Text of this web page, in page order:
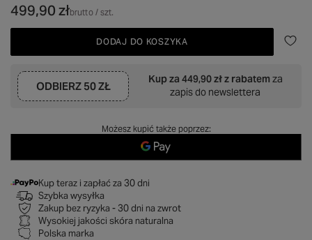
499,90 złbrutto/szt.
DODAJ DO KOSZYKA
ODBIERZ 50 ZŁ
Kup za 449,90 złz rabatem za
zapis do newslettera
Możesz kupić także poprzez:
Kup teraz i zapłać za 30 dni
Szybka wysyłka
Zakup bez ryzyka - 30 dni na zwrot
Wysokiej jakości skóra naturalna
Polska marka